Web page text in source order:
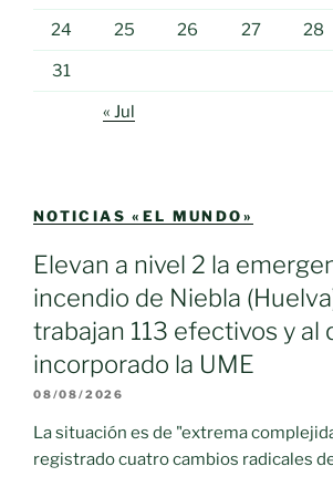
24 25 26 27 28
31
« Jul
NOTICIAS «EL MUNDO»
Elevan a nivel 2 la
incendio de Niebla
trabajan 113 efectivos y al
incorporado la UME
08/08/2026
La situación es de "extrema
registrado cuatro cambios radicales